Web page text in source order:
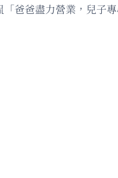
爸爸盡力營業，兒子